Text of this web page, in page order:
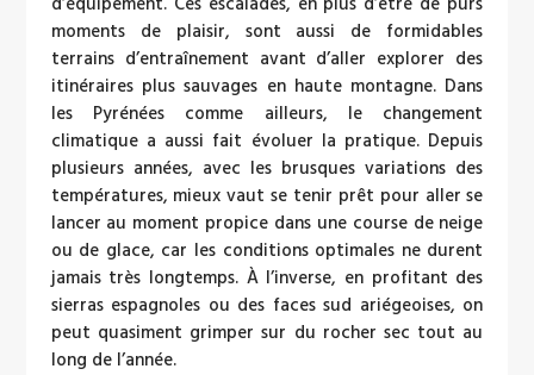
moments de plaisir, sont aussi de formidables
terrains d’entraînement avant d’aller explorer des
itinéraires plus sauvages en haute montagne. Dans
les Pyrénées comme ailleurs, le changement
climatique a aussi fait évoluer la pratique. Depuis
plusieurs années, avec les brusques variations des
températures, mieux vaut se tenir prêt pour aller se
lancer au moment propice dans une course de neige
ou de glace, car les conditions optimales ne durent
jamais très longtemps. À l’inverse, en profitant des
sierras espagnoles ou des faces sud ariégeoises, on
peut quasiment grimper sur du rocher sec tout au
long de l’année.